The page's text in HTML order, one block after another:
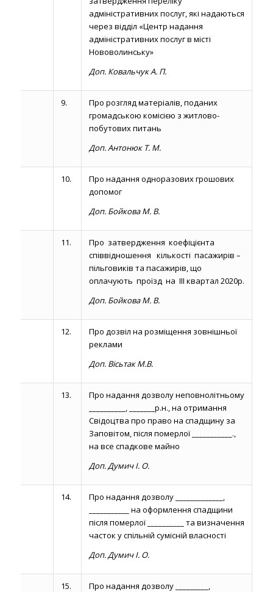
адміністративних послуг, які надаються
через відділ «Центр надання
адміністративних послуг в місті
Нововолинську»
Доп. Ковальчук А. П.
9.
Про розгляд матеріалів, поданих
громадською комісією з житлово-
побутових питань
Доп. Антонюк Т. М.
10.
Про надання одноразових грошових
допомог
Доп. Бойкова М. В.
11.
Про затвердження коефіцієнта
співвідношення кількості пасажирів –
пільговиків та пасажирів, що
оплачують проїзд на ІІІ квартал 2020р.
Доп. Бойкова М. В.
12.
Про дозвіл на розміщення зовнішньої
реклами
Доп. Вісьтак М.В.
13.
Про надання дозволу неповнолітньому
__________, _______р.н., на отримання
Свідоцтва про право на спадщину за
Заповітом, після померлої ___________.,
на все спадкове майно
Доп. Думич І. О.
14.
Про надання дозволу _____________,
___________ на оформлення спадщини
після померлої __________ та визначення
часток у спільній сумісній власності
Доп. Думич І. О.
15.
Про надання дозволу _________,